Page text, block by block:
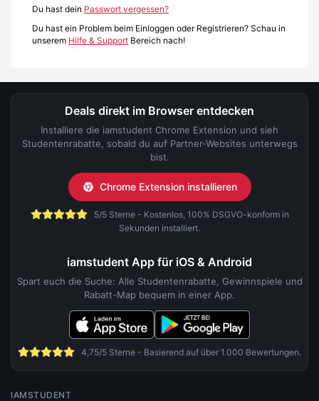
Du hast dein Passwort vergessen?
Du hast ein Problem beim Einloggen oder Registrieren? Schau in
unserem Hilfe & Support Bereich nach!
Deals direkt im Browser entdecken
Installiere die iamstudent Chrome Extension und sieh
Studentenrabatte, sobald du auf Partner-Websites unterwegs
bist.
Chrome Extension installieren
5/5 Sterne - Kostenlos, 100% DSGVO-konform in
Sekunden installiert.
iamstudent App für iOS & Android
Spart euch die Suche: Alle Studentenrabatte, Gewinnspiele und
Rabatt-Map bequem in einer App.
4,75/5 Sterne - Basierend auf über 1.000 Bewertungen.
IAMSTUDENT